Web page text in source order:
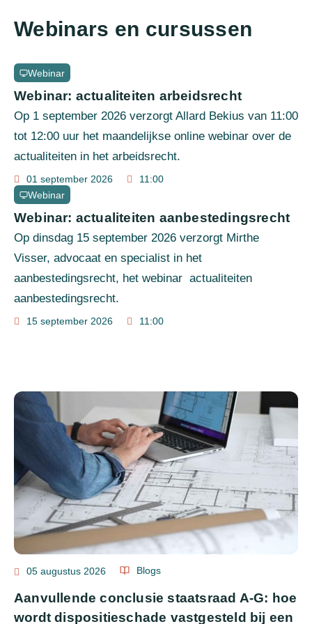
Webinars en cursussen
Webinar
Webinar: actualiteiten arbeidsrecht
Op 1 september 2026 verzorgt Allard Bekius van 11:00
tot 12:00 uur het maandelijkse online webinar over de
actualiteiten in het arbeidsrecht.
01 september 2026
11:00
Webinar
Webinar: actualiteiten aanbestedingsrecht
Op dinsdag 15 september 2026 verzorgt Mirthe
Visser, advocaat en specialist in het
aanbestedingsrecht, het webinar actualiteiten
aanbestedingsrecht.
15 september 2026 11:00
05 augustus 2026 Blogs
Aanvullende conclusie staatsraad A-G: hoe
wordt dispositieschade vastgesteld bij een